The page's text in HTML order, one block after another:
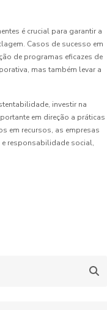
é crucial para garantir a
Casos de sucesso em
de programas eficazes de
mas também levar a
investir na
em direção a práticas
em recursos, as empresas
responsabilidade social,